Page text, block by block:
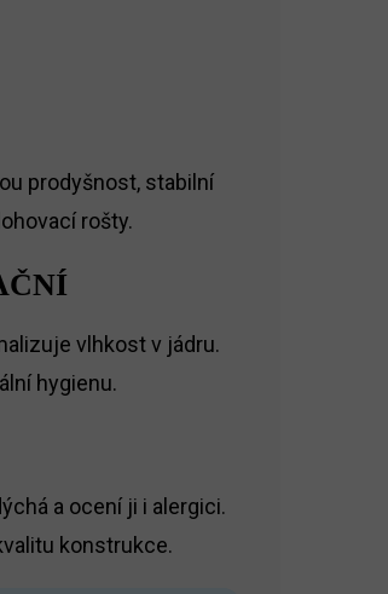
prodyšnost, stabilní
rošty.
vlhkost v jádru.
hygienu.
a ocení ji i alergici.
konstrukce.